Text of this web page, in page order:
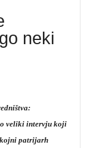
neki
veliki intervju koji
patrijarh